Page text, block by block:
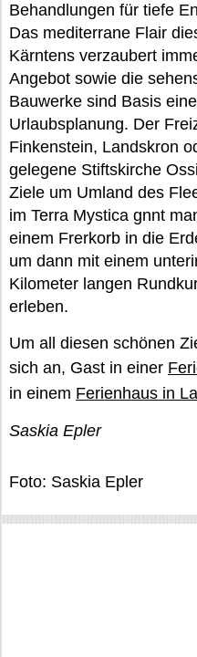
Behandlungen für tiefe
Das mediterrane Flair
Kärntens verzaubert
Angebot sowie die
Bauwerke sind Basis
Urlaubsplanung. Der
Finkenstein, Landskron
gelegene Stiftskirche
Ziele um Umland des
im Terra Mystica gnnt
einem Frerkorb in die
um dann mit einem
Kilometer langen
erleben.
Um all diesen schönen
sich an, Gast in einer
in einem Ferienhaus in
Saskia Epler
Foto: Saskia Epler